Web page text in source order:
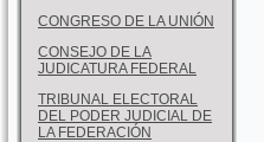
CONGRESO DE LA UNIÓN
CONSEJO DE LA
JUDICATURA FEDERAL
TRIBUNAL ELECTORAL
DEL PODER JUDICIAL DE
LA FEDERACIÓN